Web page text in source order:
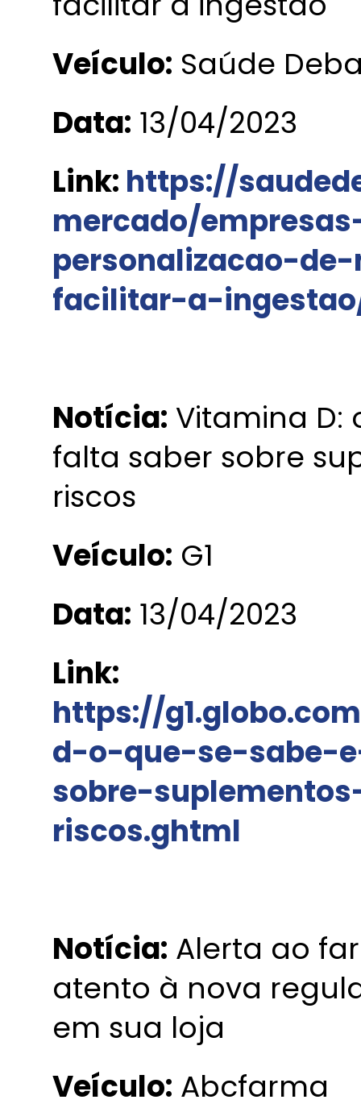
Veículo: Saúde
Data: 13/04/2023
Link: https://
mercado/
personalizacao-
facilitar-a-
Notícia: Vitamina D:
falta saber sobre
riscos
Veículo: G1
Data: 13/04/2023
Link:
https://
d-o-que-se-sabe-
sobre-
riscos.ghtml
Notícia: Alerta ao
atento à nova
em sua loja
Veículo: Abcfarma